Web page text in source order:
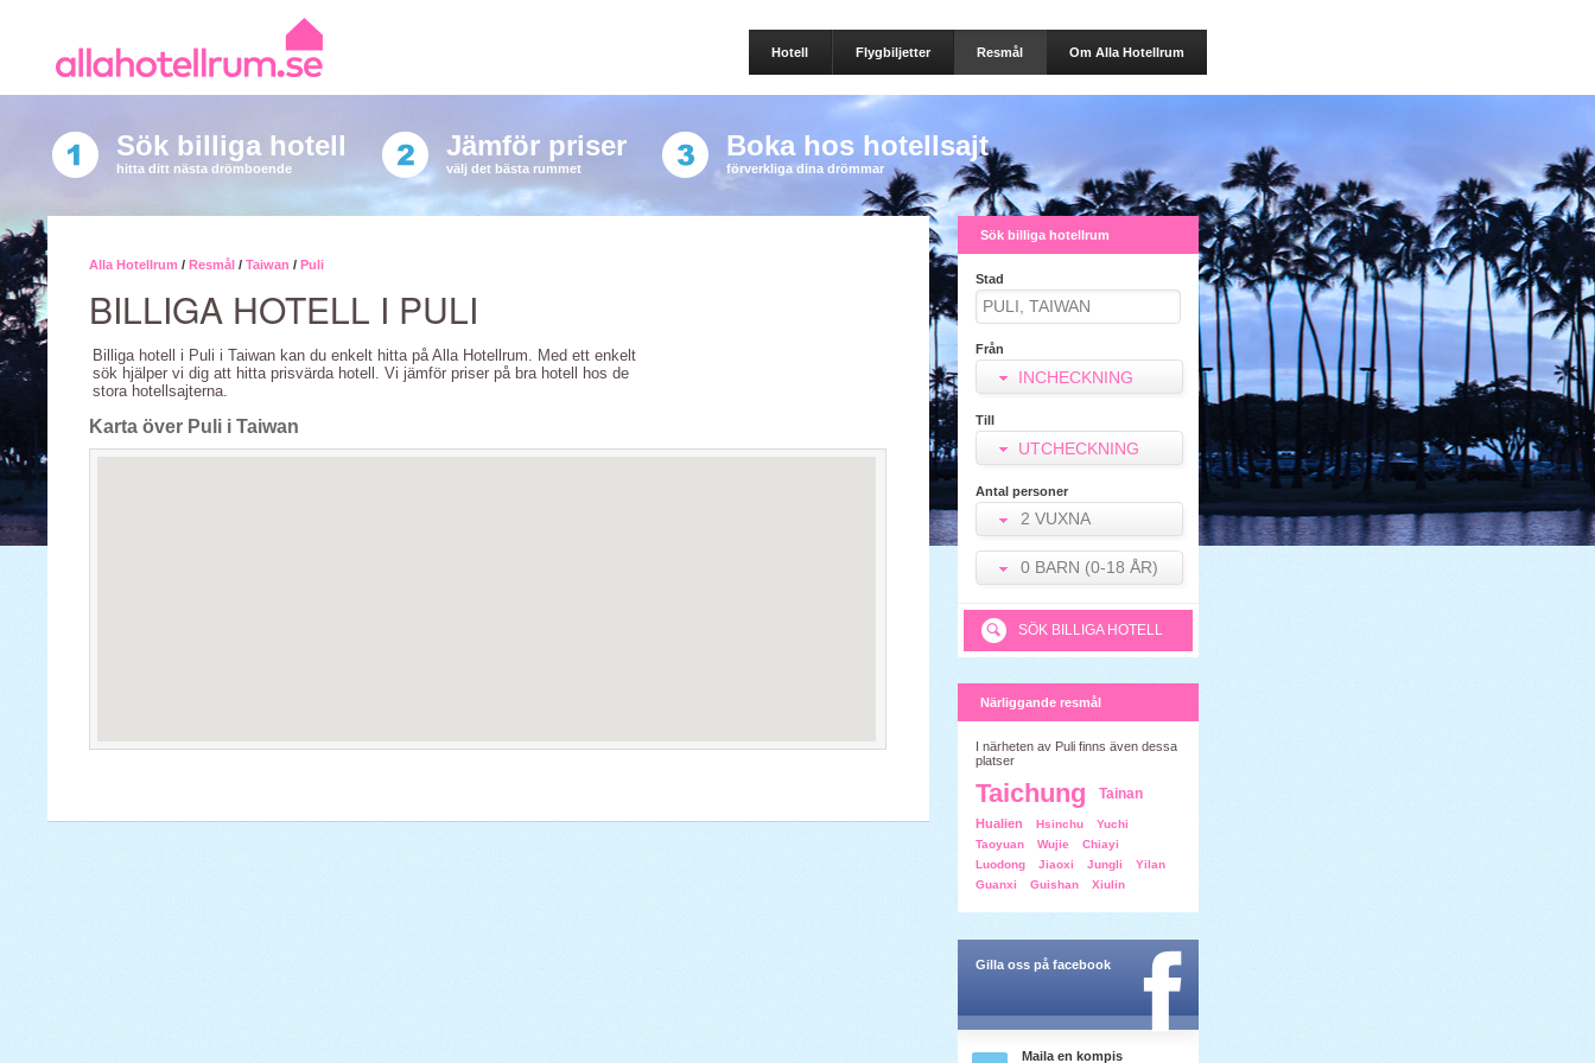
Hotell Flygbiljetter Resmål Om Alla Hotellrum
Sök billiga hotell
hitta ditt nästa drömboende
Jämför priser
välj det bästa rummet
Boka hos hotellsajt
förverkliga dina drömmar
Alla Hotellrum / Resmål / Taiwan / Puli
BILLIGA HOTELL I PULI
Billiga hotell i Puli i Taiwan kan du enkelt hitta på Alla Hotellrum. Med ett enkelt
sök hjälper vi dig att hitta prisvärda hotell. Vi jämför priser på bra hotell hos de
stora hotellsajterna.
Karta över Puli i Taiwan
Sök billiga hotellrum
Stad
Från
INCHECKNING
Till
UTCHECKNING
Antal personer
2 VUXNA
0 BARN (0-18 ÅR)
SÖK BILLIGA HOTELL
Närliggande resmål
I närheten av Puli finns även dessa
platser
Taichung Tainan
Hualien Hsinchu
Yuchi
Taoyuan
Wujie
Chiayi
Luodong
Jiaoxi Jungli
Yilan
Guanxi
Guishan Xiulin
Gilla oss på facebook
Maila en kompis